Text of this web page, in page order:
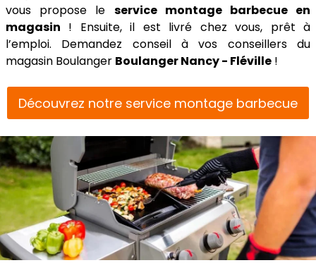
vous propose le service montage barbecue en
magasin ! Ensuite, il est livré chez vous, prêt à
l’emploi. Demandez conseil à vos conseillers du
magasin Boulanger Boulanger Nancy - Fléville !
Découvrez notre service montage barbecue